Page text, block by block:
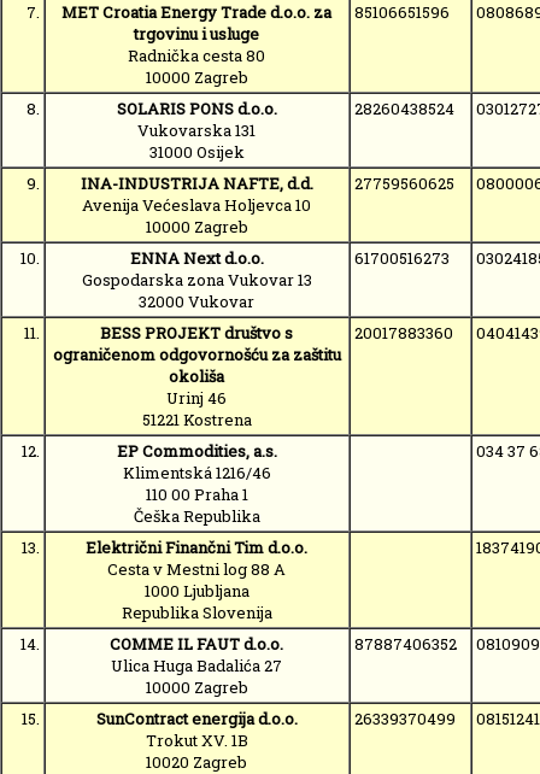
7.
MET Croatia Energy Trade d.o.o. za
trgovinu i usluge
Radnička cesta 80
10000 Zagreb
85106651596
8.
SOLARIS PONS d.o.o.
Vukovarska 131
31000 Osijek
28260438524
9.
INA-INDUSTRIJA NAFTE, d.d.
Avenija Većeslava Holjevca 10
10000 Zagreb
27759560625
10.
ENNA Next d.o.o.
Gospodarska zona Vukovar 13
32000 Vukovar
61700516273
11.
BESS PROJEKT društvo s
ograničenom odgovornošću za zaštitu
okoliša
Urinj 46
51221 Kostrena
20017883360
12.
EP Commodities, a.s.
Klimentská 1216/46
110 00 Praha 1
Češka Republika
034 37
13.
Električni Finančni Tim d.o.o.
Cesta v Mestni log 88 A
1000 Ljubljana
Republika Slovenija
14.
COMME IL FAUT d.o.o.
Ulica Huga Badalića 27
10000 Zagreb
87887406352
15.
SunContract energija d.o.o.
Trokut XV. 1B
10020 Zagreb
26339370499